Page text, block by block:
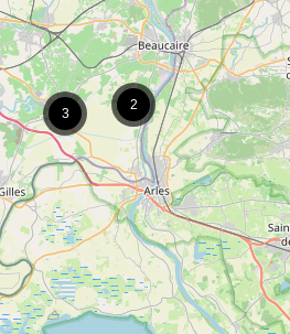
2
3